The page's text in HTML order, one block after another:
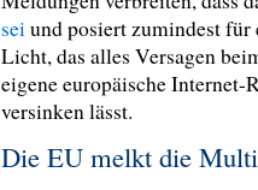
sei und posiert zumindest
Licht, das alles Versagen
eigene europäische Internet-
versinken lässt.
Die EU melkt die